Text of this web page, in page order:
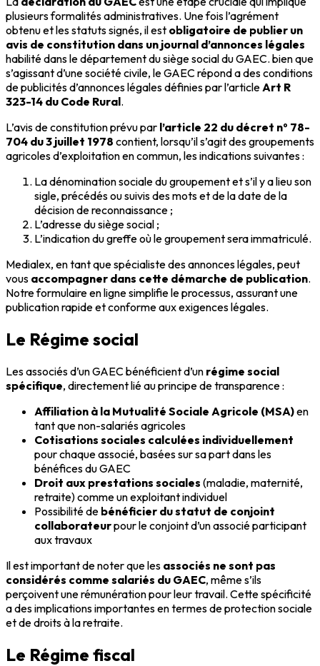
plusieurs formalités administratives. Une fois l’agrément
obtenu et les statuts signés, il est obligatoire de publier un
avis de constitution dans un journal d’annonces légales
habilité dans le département du siège social du GAEC. bien que
s’agissant d’une société civile, le GAEC répond a des conditions
de publicités d’annonces légales définies par l’article Art R
323-14 du Code Rural.
L’avis de constitution prévu par l’article 22 du décret nº 78-
704 du 3 juillet 1978 contient, lorsqu’il s’agit des groupements
agricoles d’exploitation en commun, les indications suivantes :
La dénomination sociale du groupement et s’il y a lieu son
sigle, précédés ou suivis des mots et de la date de la
décision de reconnaissance ;
L’adresse du siège social ;
L’indication du greffe où le groupement sera immatriculé.
Medialex, en tant que spécialiste des annonces légales, peut
vous accompagner dans cette démarche de publication.
Notre formulaire en ligne simplifie le processus, assurant une
publication rapide et conforme aux exigences légales.
Le Régime social
Les associés d’un GAEC bénéficient d’un régime social
spécifique, directement lié au principe de transparence :
Affiliation à la Mutualité Sociale Agricole (MSA)en
tant que non-salariés agricoles
Cotisations sociales calculées individuellement
pour chaque associé, basées sur sa part dans les
bénéfices du GAEC
Droit aux prestations sociales (maladie, maternité,
retraite) comme un exploitant individuel
Possibilité de bénéficier du statut de conjoint
collaborateurpour le conjoint d’un associé participant
aux travaux
Il est important de noter que les associés ne sont pas
considérés comme salariés du GAEC, même s’ils
perçoivent une rémunération pour leur travail. Cette spécificité
a des implications importantes en termes de protection sociale
et de droits à la retraite.
Le Régime fiscal